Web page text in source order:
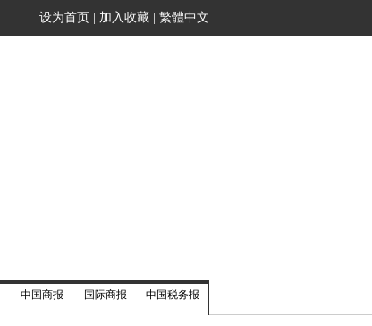
设为首页 加入收藏 繁體中文
中国商报 国际商报 中国税务报